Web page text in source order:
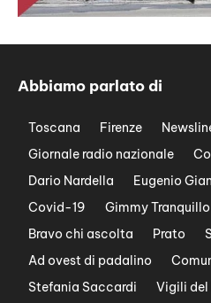
Abbiamo parlato di
Toscana Firenze
Giornale radio nazionale
Dario Nardella
Eugenio
Covid-19
Gimmy Tranquillo
Bravo chi ascolta
Prato
Ad ovest di padalino
Stefania Saccardi
Vigili del